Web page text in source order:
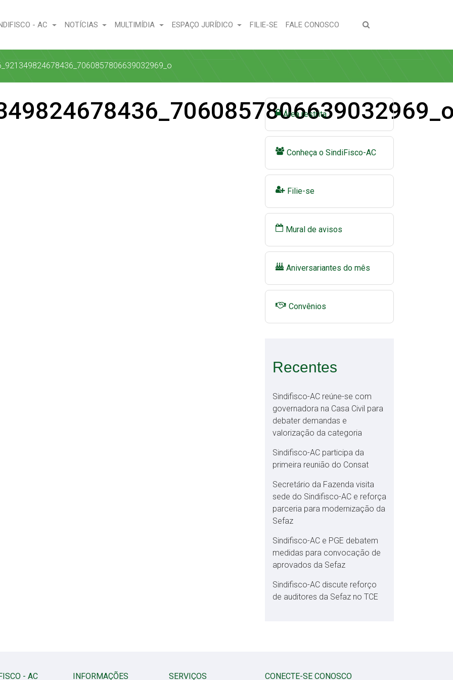
- AC NOTÍCIAS MULTIMÍDIA ESPAÇO JURÍDICO FILIE-SE(CURRENT)
FALE CONOSCO (CURRENT)
Área restrita
Conheça o SindiFisco-AC
Filie-se
Mural de avisos
Aniversariantes do mês
Convênios
Recentes
Sindifisco-AC reúne-se com
governadora na Casa Civil para
debater demandas e
valorização da categoria
Sindifisco-AC participa da
primeira reunião do Consat
Secretário da Fazenda visita
sede do Sindifisco-AC e reforça
parceria para modernização da
Sefaz
Sindifisco-AC e PGE debatem
medidas para convocação de
aprovados da Sefaz
Sindifisco-AC discute reforço
de auditores da Sefaz no TCE
- AC INFORMAÇÕES SERVIÇOS CONECTE-SE CONOSCO